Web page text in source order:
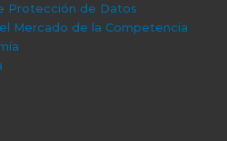
Protección de Datos
Mercado de la Competencia